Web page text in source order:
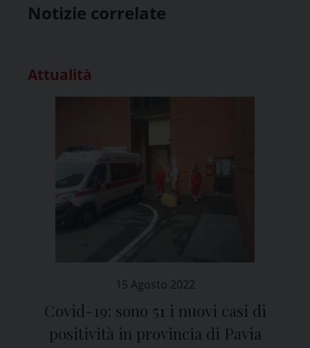
Notizie correlate
Attualità
15 Agosto 2022
Covid-19: sono 51 i nuovi casi di
positività in provincia di Pavia